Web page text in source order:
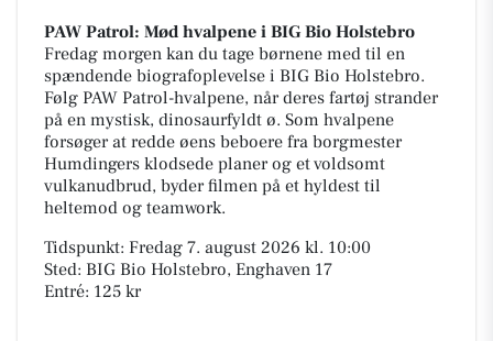
PAW Patrol: Mød hvalpene i BIG Bio Holstebro
Fredag morgen kan du tage børnene med til en
spændende biografoplevelse i BIG Bio Holstebro.
Følg PAW Patrol-hvalpene, når deres fartøj strander
på en mystisk, dinosaurfyldt ø. Som hvalpene
forsøger at redde øens beboere fra borgmester
Humdingers klodsede planer og et voldsomt
vulkanudbrud, byder filmen på et hyldest til
heltemod og teamwork.
Tidspunkt: Fredag 7. august 2026 kl. 10:00
Sted: BIG Bio Holstebro, Enghaven 17
Entré: 125 kr